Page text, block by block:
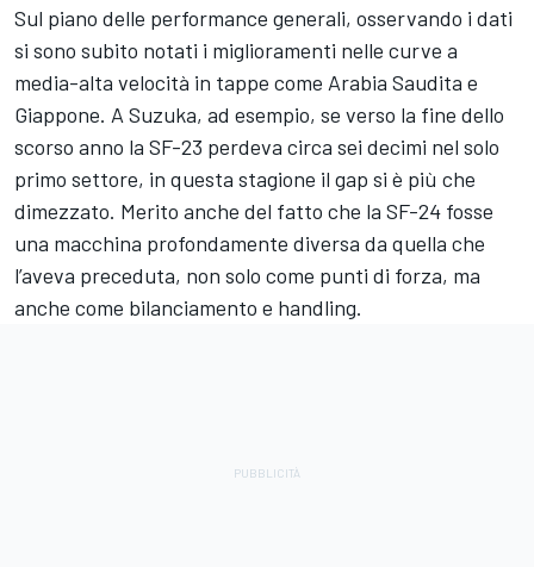
Sul piano delle performance generali, osservando i dati
si sono subito notati i miglioramenti nelle curve a
media-alta velocità in tappe come Arabia Saudita e
Giappone. A Suzuka, ad esempio, se verso la fine dello
scorso anno la SF-23 perdeva circa sei decimi nel solo
primo settore, in questa stagione il gap si è più che
dimezzato. Merito anche del fatto che la SF-24 fosse
una macchina profondamente diversa da quella che
l’aveva preceduta, non solo come punti di forza, ma
anche come bilanciamento e handling.